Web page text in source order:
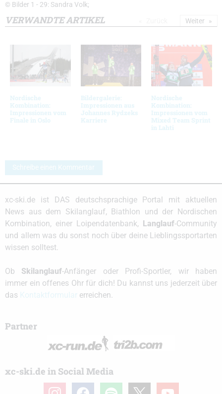
© Bilder 1 - 29: Sandra Volk;
VERWANDTE ARTIKEL
Nordische
Kombination:
Impressionen vom
Finale in Oslo
Bildergalerie:
Impressionen aus
Johannes Rydzeks
Karriere
Nordische
Kombination:
Impressionen vom
Mixed Team Sprint
in Lahti
Weiter
Schreibe einen Kommentar
xc-ski.de ist DAS deutschsprachige Portal mit aktuellen
News aus dem Skilanglauf, Biathlon und der Nordischen
Kombination, einer Loipendatenbank,
Langlauf-Community
und allem was du sonst noch über deine Lieblingssportarten
wissen solltest.
Ob Skilanglauf-Anfänger oder Profi-Sportler, wir haben
immer ein offenes Ohr für dich! Du kannst uns jederzeit über
das
erreichen.
Partner
xc-ski.de in Social Media
instagramfacebook spotify youtube